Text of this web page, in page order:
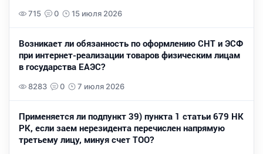
715 0 15 июля 2026
Возникает ли обязанность по оформлению СНТ и ЭСФ
при интернет-реализации товаров физическим лицам
в государства ЕАЭС?
8283 0 7 июля 2026
Применяется ли подпункт 39) пункта 1 статьи 679 НК
РК, если заем нерезидента перечислен напрямую
третьему лицу, минуя счет ТОО?